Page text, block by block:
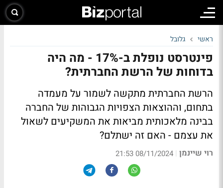
ראשי גלובל
פינטרסט נופלת ב-17% - מה היה
בדוחות של הרשת החברתית?
הרשת החברתית מתקשה לשמור על מעמדה
בתחום, וההוצאות הצפויות הגבוהות של החברה
בבינה מלאכותית מביאות את המשקיעים לשאול
את עצמם - האם זה ישתלם?
רוי שיינמן |
08/11/2024 21:53